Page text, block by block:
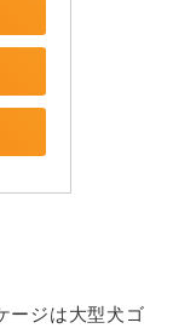
ージは大型犬ゴ